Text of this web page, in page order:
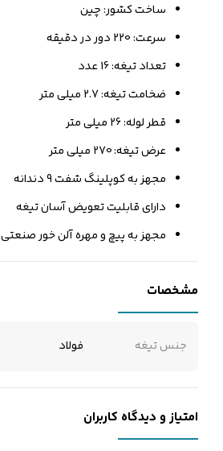
ساخت کشور: چین
سرعت: 220 دور در دقیقه
تعداد تیغه: 16 عدد
ضخامت تیغه: 2.7 میلی متر
قطر لوله: 26 میلی متر
عرض تیغه: 270 میلی متر
مجهز به کوپلینگ شفت 9 دندانه
دارای قابلیت تعویض آسان تیغه
مجهز به پیچ و مهره آلن خور صنعتی
مشخصات
جنس تیغه فولاد
امتیاز و دیدگاه کاربران